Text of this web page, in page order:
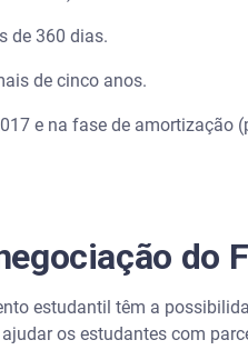
de 360 dias.
de cinco anos.
e na fase de amortização
do
estudantil têm a
os estudantes com